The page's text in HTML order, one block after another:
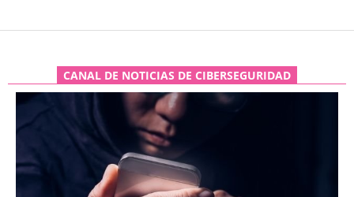
CANAL DE NOTICIAS DE CIBERSEGURIDAD